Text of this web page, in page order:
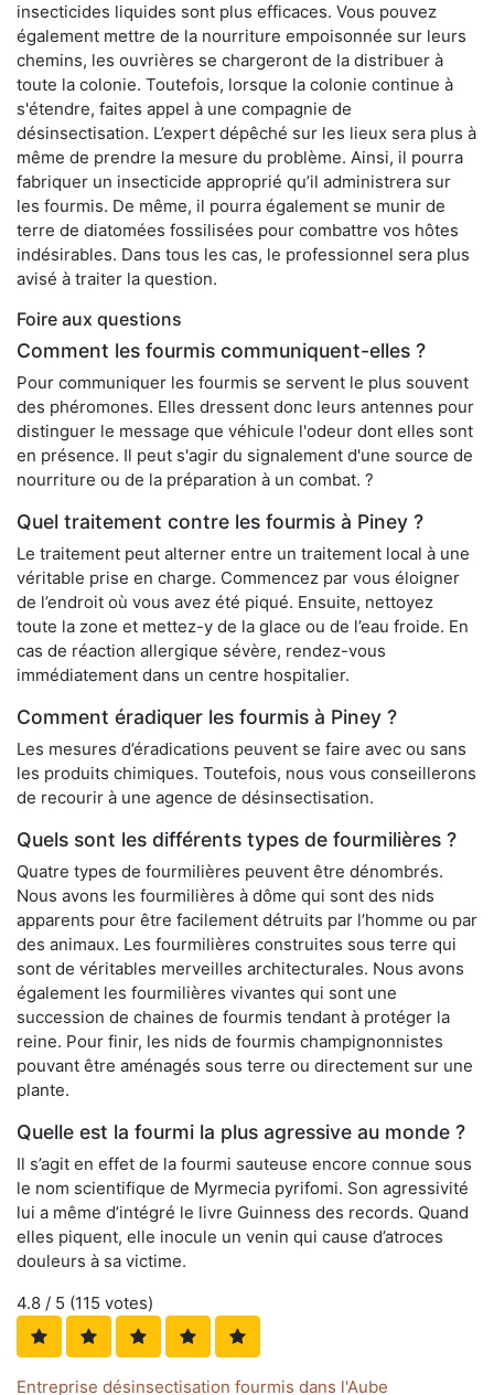
insecticides liquides sont plus efficaces. Vous pouvez
également mettre de la nourriture empoisonnée sur leurs
chemins, les ouvrières se chargeront de la distribuer à
toute la colonie. Toutefois, lorsque la colonie continue à
s'étendre, faites appel à une compagnie de
désinsectisation. L’expert dépêché sur les lieux sera plus à
même de prendre la mesure du problème. Ainsi, il pourra
fabriquer un insecticide approprié qu’il administrera sur
les fourmis. De même, il pourra également se munir de
terre de diatomées fossilisées pour combattre vos hôtes
indésirables. Dans tous les cas, le professionnel sera plus
avisé à traiter la question.
Foire aux questions
Comment les fourmis communiquent-elles ?
Pour communiquer les fourmis se servent le plus souvent
des phéromones. Elles dressent donc leurs antennes pour
distinguer le message que véhicule l'odeur dont elles sont
en présence. Il peut s'agir du signalement d'une source de
nourriture ou de la préparation à un combat. ?
Quel traitement contre les fourmis à Piney ?
Le traitement peut alterner entre un traitement local à une
véritable prise en charge. Commencez par vous éloigner
de l’endroit où vous avez été piqué. Ensuite, nettoyez
toute la zone et mettez-y de la glace ou de l’eau froide. En
cas de réaction allergique sévère, rendez-vous
immédiatement dans un centre hospitalier.
Comment éradiquer les fourmis à Piney ?
Les mesures d’éradications peuvent se faire avec ou sans
les produits chimiques. Toutefois, nous vous conseillerons
de recourir à une agence de désinsectisation.
Quels sont les différents types de fourmilières ?
Quatre types de fourmilières peuvent être dénombrés.
Nous avons les fourmilières à dôme qui sont des nids
apparents pour être facilement détruits par l’homme ou par
des animaux. Les fourmilières construites sous terre qui
sont de véritables merveilles architecturales. Nous avons
également les fourmilières vivantes qui sont une
succession de chaines de fourmis tendant à protéger la
reine. Pour finir, les nids de fourmis champignonnistes
pouvant être aménagés sous terre ou directement sur une
plante.
Quelle est la fourmi la plus agressive au monde ?
Il s’agit en effet de la fourmi sauteuse encore connue sous
le nom scientifique de Myrmecia pyrifomi. Son agressivité
lui a même d’intégré le livre Guinness des records. Quand
elles piquent, elle inocule un venin qui cause d’atroces
douleurs à sa victime.
4.8 / 5 (115 votes)
Entreprise désinsectisation fourmis dans l'Aube